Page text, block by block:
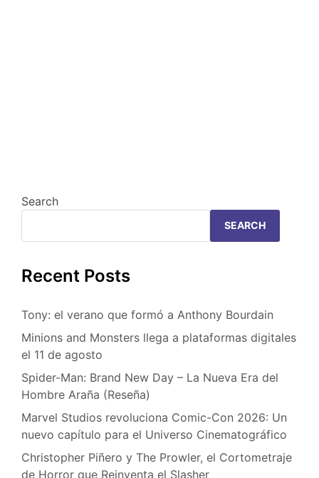
Search
SEARCH
Recent Posts
Tony: el verano que formó a Anthony Bourdain
Minions and Monsters llega a plataformas digitales
el 11 de agosto
Spider-Man: Brand New Day – La Nueva Era del
Hombre Araña (Reseña)
Marvel Studios revoluciona Comic-Con 2026: Un
nuevo capítulo para el Universo Cinematográfico
Christopher Piñero y The Prowler, el Cortometraje
de Horror que Reinventa el Slasher